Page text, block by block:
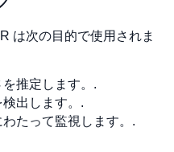
は次の目的で使用されま
推定します。.
出します。.
たって監視します。.